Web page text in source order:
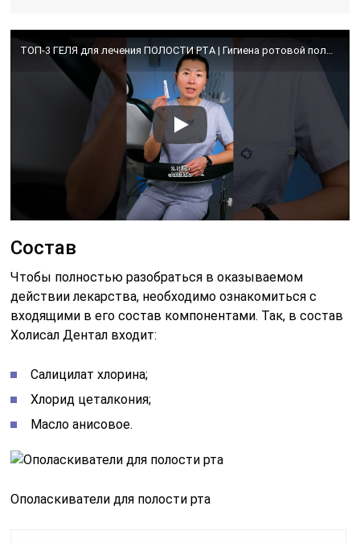
ТОП-3 ГЕЛЯ для лечения ПОЛОСТИ РТА | Гигиена ротовой полости #shorts
Состав
Чтобы полностью разобраться в оказываемом
действии лекарства, необходимо ознакомиться с
входящими в его состав компонентами. Так, в состав
Холисал Дентал входит:
Салицилат хлорина;
Хлорид цеталкония;
Масло анисовое.
Ополаскиватели для полости рта